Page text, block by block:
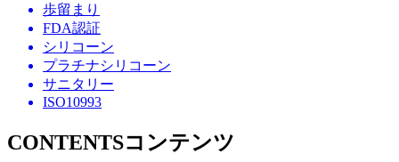
歩留まり
FDA認証
シリコーン
プラチナシリコーン
サニタリー
ISO10993
CONTENTSコンテンツ